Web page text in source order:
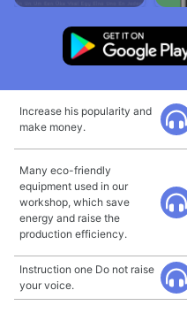
Increase his popularity and
make money.
Many eco-friendly
equipment used in our
workshop, which save
energy and raise the
production efficiency.
Instruction one Do not raise
your voice.